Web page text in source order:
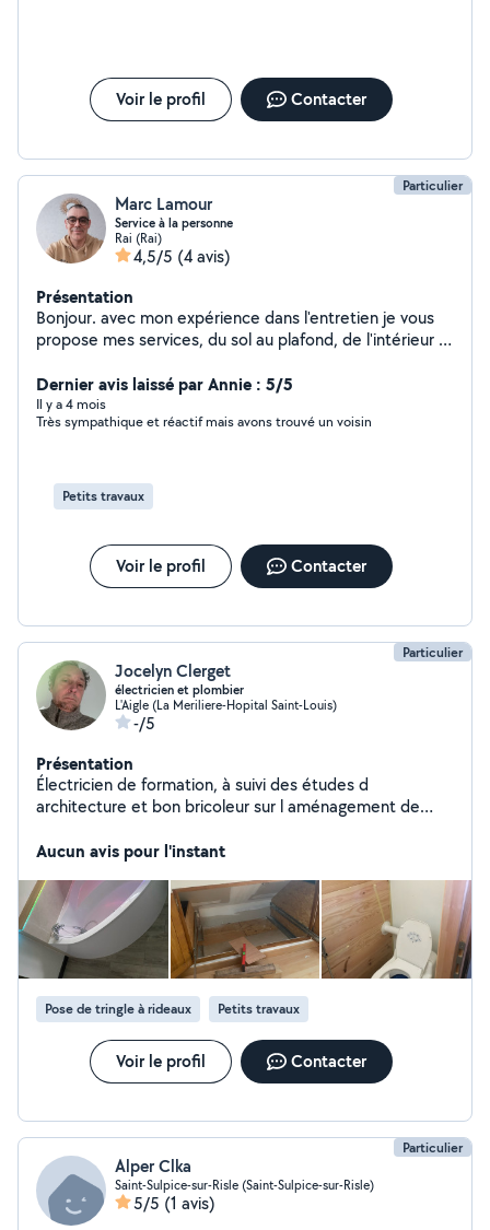
Voir le profil Contacter
Particulier
Marc Lamour
Service à la personne
Rai (Rai)
4,5/5 (4 avis)
Présentation
Bonjour. avec mon expérience dans l'entretien je vous
propose mes services, du sol au plafond, de l'intérieur à
,taille-haie, petit bricolage, et autres je suis une
personne manuelle, dynamique et ponctuelle.
Dernier avis laissé par Annie : 5/5
Il y a 4 mois
Très sympathique et réactif mais avons trouvé un voisin
Petits travaux
Voir le profil Contacter
Particulier
Jocelyn Clerget
électricien et plombier
L'Aigle (La Meriliere-Hopital Saint-Louis)
-/5
Présentation
Électricien de formation, à suivi des études d
architecture et bon bricoleur sur l aménagement de
Aucun avis pour l'instant
Pose de tringle à rideaux Petits travaux
Voir le profil Contacter
Particulier
Alper Clka
Saint-Sulpice-sur-Risle (Saint-Sulpice-sur-Risle)
5/5 (1 avis)